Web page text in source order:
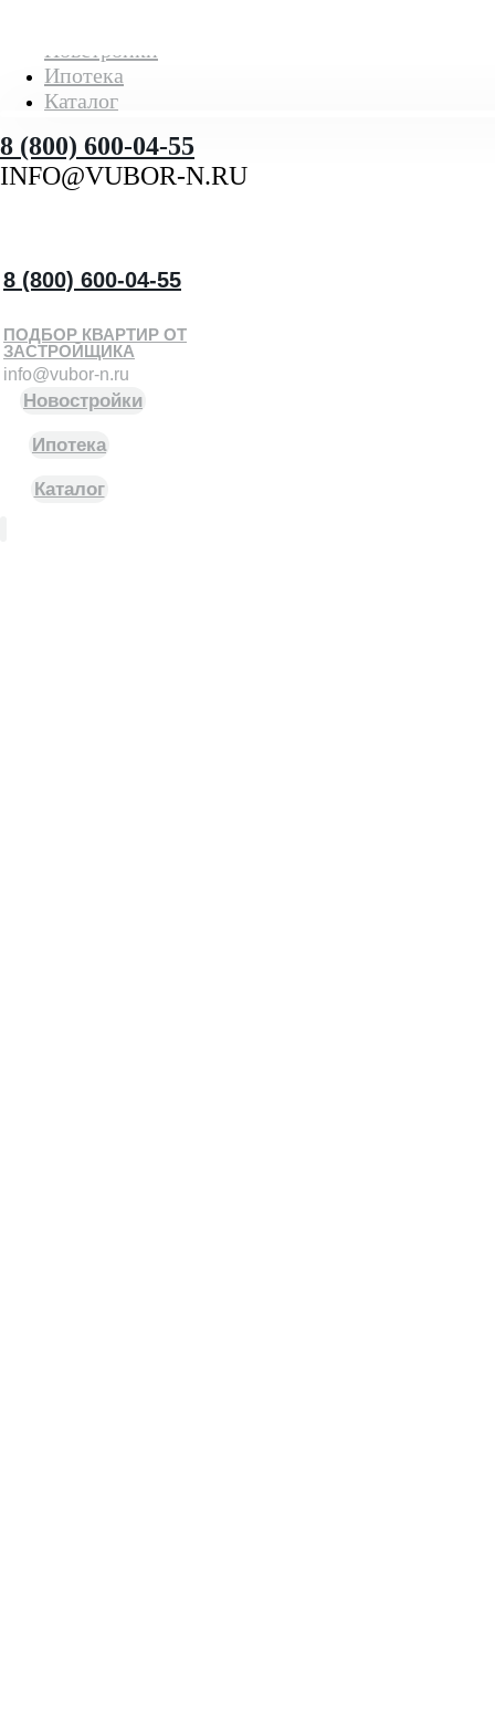
8 (800) 600-04-55
ПОДБОР КВАРТИР ОТ
ЗАСТРОЙЩИКА
info@vubor-n.ru
Новостройки
Ипотека
Каталог
Новстройки
Ипотека
Каталог
8 (800) 600-04-55
INFO@VUBOR-N.RU